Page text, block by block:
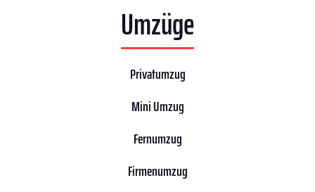
Umzüge
Privatumzug
Mini Umzug
Fernumzug
Firmenumzug